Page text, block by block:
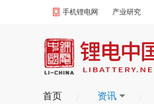
手机锂电网 产业研究
首页 资讯